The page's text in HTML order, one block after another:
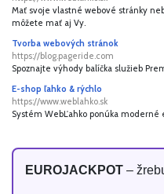
Mať svoje vlastné webové stránky
môžete mať aj Vy.
Tvorba webových stránok
https://blog.pageride.com
Spoznajte výhody balíčka služieb
E-shop ľahko & rýchlo
https://www.weblahko.sk
Systém WebĽahko ponúka
EUROJACKPOT –